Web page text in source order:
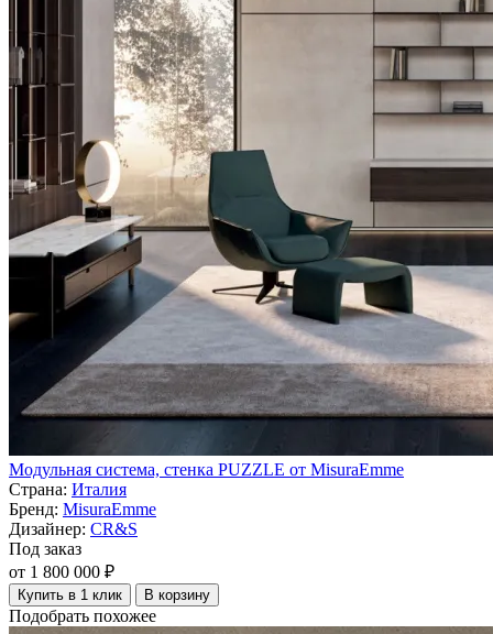
Модульная система, стенка PUZZLE от MisuraEmme
Страна: Италия
Бренд: MisuraEmme
Дизайнер: CR&S
Под заказ
от 1 800 000 ₽
Купить в 1 клик В корзину
Подобрать похожее